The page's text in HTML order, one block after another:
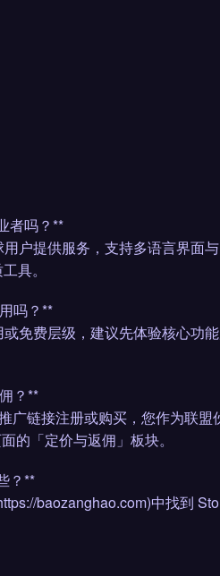
者吗？**
户提供服务，支持多语言界面
具。
吗？**
免费层级，建议先体验核心功
？**
广链接注册或购买，您作为联盟
的「定价与返佣」板块。
？**
baozanghao.com)中找到